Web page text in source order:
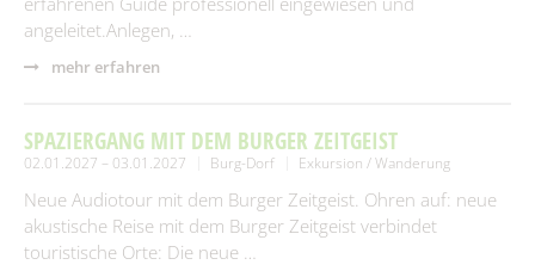
angeleitet.Anlegen, …
mehr erfahren
SPAZIERGANG MIT DEM BURGER ZEITGEIST
02.01.2027 – 03.01.2027 Burg-Dorf Exkursion / Wanderung
Neue Audiotour mit dem Burger Zeitgeist. Ohren auf: neue
akustische Reise mit dem Burger Zeitgeist verbindet
touristische Orte: Die neue …